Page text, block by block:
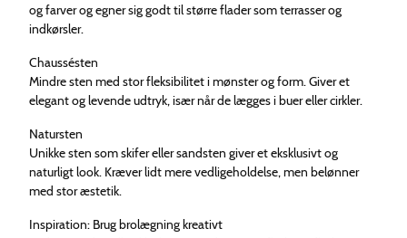
og farver og egner sig godt til større flader som terrasser og
indkørsler.
Chaussésten
Mindre sten med stor fleksibilitet i mønster og form. Giver et
elegant og levende udtryk, især når de lægges i buer eller cirkler.
Natursten
Unikke sten som skifer eller sandsten giver et eksklusivt og
naturligt look. Kræver lidt mere vedligeholdelse, men belønner
med stor æstetik.
Inspiration: Brug brolægning kreativt